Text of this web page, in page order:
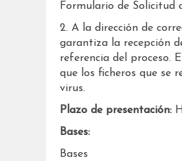
Formulario de Solicitud
2. A la dirección de
garantiza la recepción
referencia del proceso.
que los ficheros que se
virus.
Plazo de presentación:
Bases:
Bases